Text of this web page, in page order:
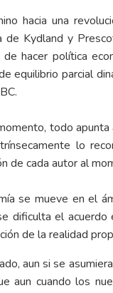
hacia una
de Kydland y
hacer política
equilibrio parcial
todo apunta
lo
de cada autor al
se mueve en el
dificulta el
de la realidad
aun si se
aun cuando los